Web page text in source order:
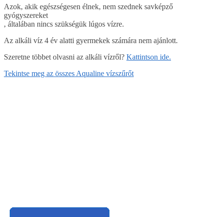
Azok, akik egészségesen élnek, nem szednek savképző
gyógyszereket
, általában nincs szükségük lúgos vízre.
Az alkáli víz 4 év alatti gyermekek számára nem ajánlott.
Szeretne többet olvasni az alkáli vízről? Kattintson ide.
Tekintse meg az összes Aqualine vízszűrőt